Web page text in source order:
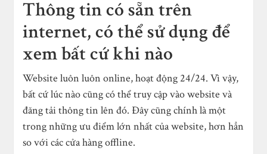
Thông tin có sẵn trên
internet, có thể sử dụng để
xem bất cứ khi nào
Website luôn luôn online, hoạt động 24/24. Vì vậy,
bất cứ lúc nào cũng có thể truy cập vào website và
đăng tải thông tin lên đó. Đây cũng chính là một
trong những ưu điểm lớn nhất của website, hơn hẳn
so với các cửa hàng offline.